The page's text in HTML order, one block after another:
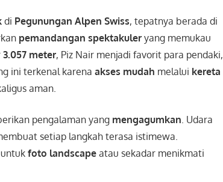
di Pegunungan Alpen Swiss, tepatnya berada di
pemandangan spektakuler yang memukau
3.057 meter, Piz Nair menjadi favorit para pendaki,
ini terkenal karenaakses mudah melalui kereta
aman.
pengalaman yang mengagumkan . Udara
setiap langkah terasa istimewa.
untukfoto landscape atau sekadar menikmati